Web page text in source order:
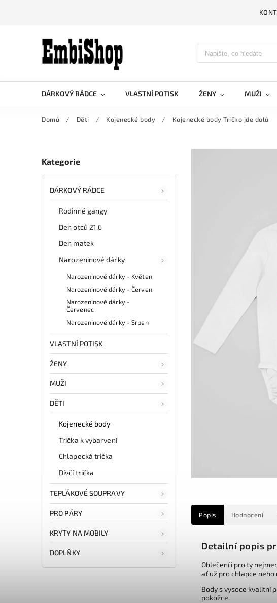
DÁRKOVÝ RÁDCE VLASTNÍ POTISK ŽENY MUŽI
Domů / Děti / Kojenecké body / Kojenecké body Tričko jde dolů
Kategorie
DÁRKOVÝ RÁDCE
Rodinné gangy
Den otců 21.6
Den matek
Narozeninové dárky
Narozeninové dárky - Květen
Narozeninové dárky - Červen
Narozeninové dárky -
Červenec
Narozeninové dárky - Srpen
VLASTNÍ POTISK
ŽENY
MUŽI
DĚTI
Kojenecké body
Trička k vybarvení
Chlapecká trička
Dívčí trička
TEPLÁKOVÉ SOUPRAVY
PRO PÁRY
KRYTY NA MOBILY
DOPLŇKY
Popis Hodnocení
Detailní popis
Oblečení i pro ty
ať už pro chlapce
Body s vysoce kvalitní
pokožce.